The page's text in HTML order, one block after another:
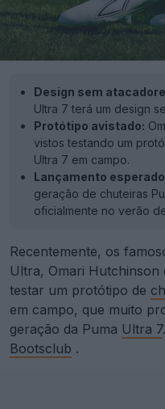
Design sem
Ultra 7 terá um design
Protótipo avistado:
vistos testando um
Ultra 7 em campo.
Lançamento
geração de chuteiras
oficialmente no verão
Recentemente, os
Ultra, Omari
testar um protótipo de
em campo, que muito
geração da Puma Ultra 7
Bootsclub .